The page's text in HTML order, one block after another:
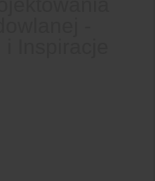
Inspiracje